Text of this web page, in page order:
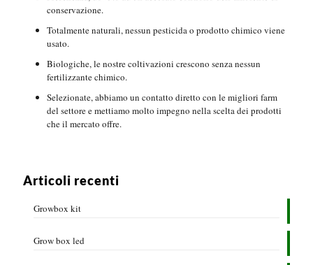
conservazione.
Totalmente naturali, nessun pesticida o prodotto chimico viene
usato.
Biologiche, le nostre coltivazioni crescono senza nessun
fertilizzante chimico.
Selezionate, abbiamo un contatto diretto con le migliori farm
del settore e mettiamo molto impegno nella scelta dei prodotti
che il mercato offre.
Articoli recenti
Growbox kit
Grow box led